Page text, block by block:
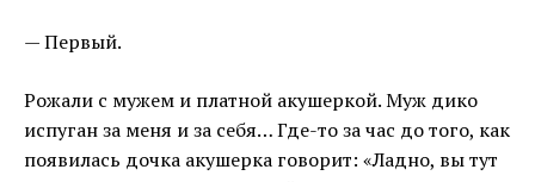
— Первый.
Рожали с мужем и платной акушеркой. Муж дико
испуган за меня и за себя… Где-то за час до того, как
появилась дочка акушерка говорит: «Ладно, вы тут